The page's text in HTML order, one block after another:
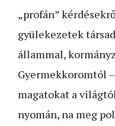
„profán”
gyülekezetek
állammal,
Gyermekkoromtól
magatokat a
nyomán, na meg